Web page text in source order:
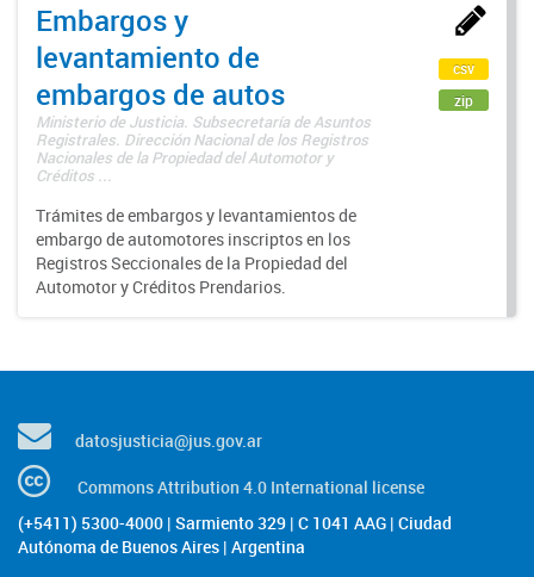
Embargos y
levantamiento de
embargos de autos
Ministerio de Justicia. Subsecretaría de Asuntos
Registrales. Dirección Nacional de los Registros
Nacionales de la Propiedad del Automotor y
Créditos ...
Trámites de embargos y levantamientos de
embargo de automotores inscriptos en los
Registros Seccionales de la Propiedad del
Automotor y Créditos Prendarios.
csv
zip
datosjusticia@jus.gov.ar
Commons Attribution 4.0 International license
(+5411) 5300-4000 | Sarmiento 329 | C 1041 AAG | Ciudad
Autónoma de Buenos Aires | Argentina